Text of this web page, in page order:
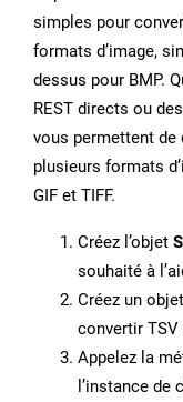
simples pour
formats d’image,
dessus pour BMP.
REST directs ou
vous permettent
plusieurs formats
GIF et TIFF.
Créez l’objet
souhaité à
Créez un objet
convertir
Appelez la
l’instance